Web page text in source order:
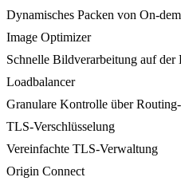
Dynamisches Packen von On-
Image Optimizer
Schnelle Bildverarbeitung auf der
Loadbalancer
Granulare Kontrolle über
TLS-Verschlüsselung
Vereinfachte TLS-Verwaltung
Origin Connect